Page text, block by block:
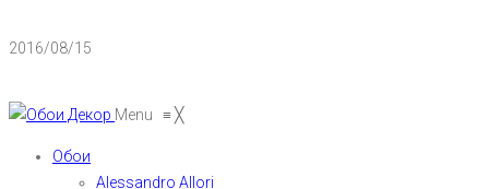
2016/08/15
Menu ≡╳
Обои
Alessandro Allori